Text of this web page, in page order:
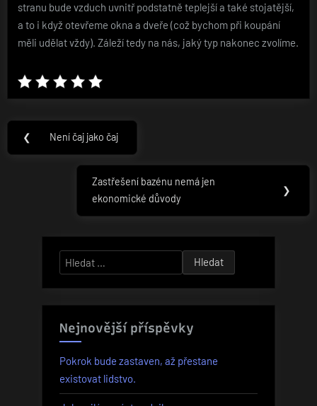
stranu bude vzduch uvnitř podstatně teplejší a také stojatější,
a to i když otevřeme okna a dveře (což bychom při koupání
měli udělat vždy). Záleží tedy na nás, jaký typ nakonec zvolíme.
Navigace
pro
příspěvek
❮
Previous
Není čaj jako čaj
Next
Post:
Zastřešení bazénu nemá jen
ekonomické důvody
❯
Vyhledávání
Nejnovější příspěvky
Pokrok bude zastaven, až přestane
existovat lidstvo.